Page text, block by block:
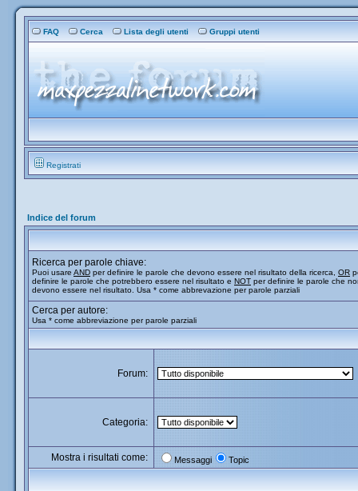
FAQ Cerca Lista degli utenti Gruppi utenti
Registrati
Indice del forum
Ricerca per parole chiave:
Puoi usare AND per definire le parole che devono essere nel risultato della ricerca, OR
definire le parole che potrebbero essere nel risultato e NOT per definire le parole che
devono essere nel risultato. Usa * come abbrevazione per parole parziali
Cerca per autore:
Usa * come abbreviazione per parole parziali
Forum:
Categoria:
Mostra i risultati come: Messaggi Topic